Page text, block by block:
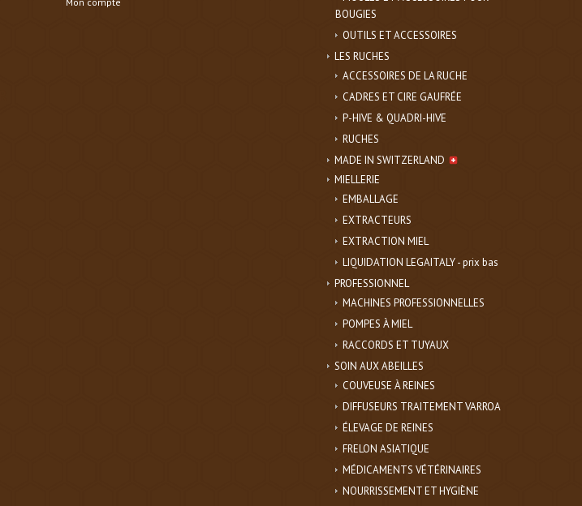
BOUGIES
OUTILS ET ACCESSOIRES
LES RUCHES
ACCESSOIRES DE LA RUCHE
CADRES ET CIRE GAUFRÉE
P-HIVE & QUADRI-HIVE
RUCHES
MADE IN SWITZERLAND
MIELLERIE
EMBALLAGE
EXTRACTEURS
EXTRACTION MIEL
LIQUIDATION LEGAITALY - prix bas
PROFESSIONNEL
MACHINES PROFESSIONNELLES
POMPES À MIEL
RACCORDS ET TUYAUX
SOIN AUX ABEILLES
COUVEUSE À REINES
DIFFUSEURS TRAITEMENT VARROA
ÉLEVAGE DE REINES
FRELON ASIATIQUE
MÉDICAMENTS VÉTÉRINAIRES
NOURRISSEMENT ET HYGIÈNE